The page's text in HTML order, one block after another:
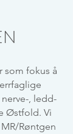
som fokus å
, ledd-
Østfold. Vi
Røntgen